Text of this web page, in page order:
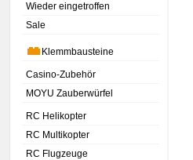
Wieder eingetroffen
Sale
Klemmbausteine
Casino-Zubehör
MOYU Zauberwürfel
RC Helikopter
RC Multikopter
RC Flugzeuge